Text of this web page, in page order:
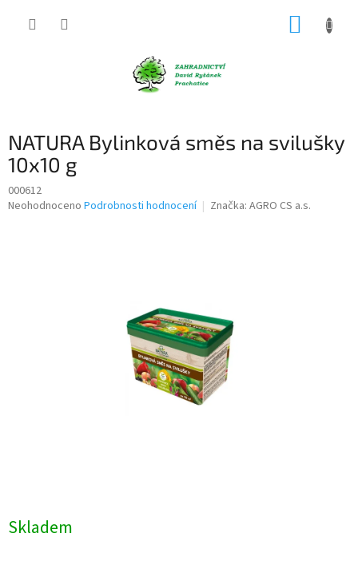
NATURA Bylinková směs na svilušky
10x10 g
000612
Průměrné
Neohodnoceno Podrobnosti hodnocení Značka: AGRO CS a.s.
Skladem